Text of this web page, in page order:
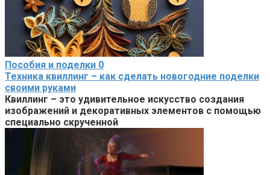
Пособия и поделки 0
Техника квиллинг – как сделать новогодние поделки
своими руками
Квиллинг – это удивительное искусство создания
изображений и декоративных элементов с помощью
специально скрученной